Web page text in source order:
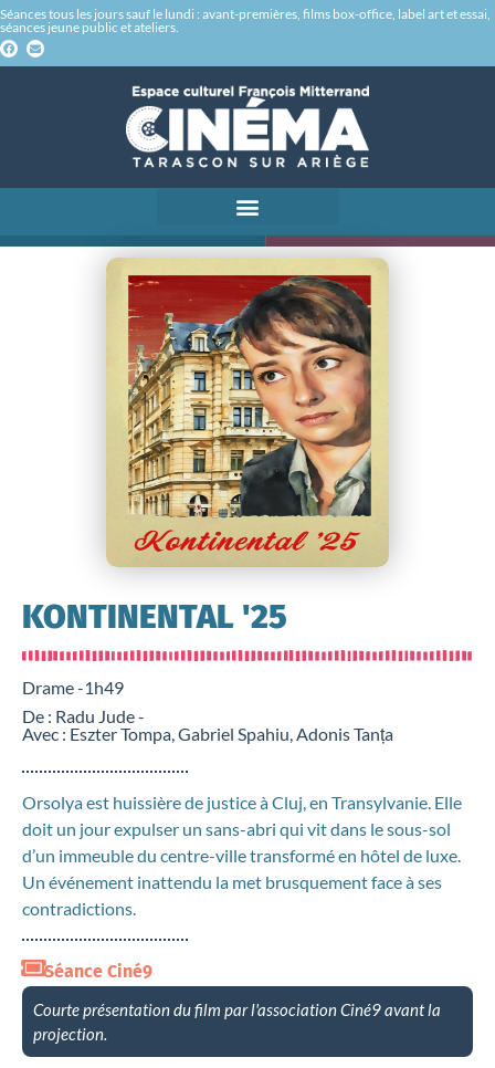
Séances tous les jours sauf le lundi : avant-premières, films box-office, label art et essai,
séances jeune public et ateliers.
KONTINENTAL '25
Drame -1h49
De : Radu Jude -
Avec : Eszter Tompa, Gabriel Spahiu, Adonis Tanța
Orsolya est huissière de justice à Cluj, en Transylvanie. Elle
doit un jour expulser un sans-abri qui vit dans le sous-sol
d’un immeuble du centre-ville transformé en hôtel de luxe.
Un événement inattendu la met brusquement face à ses
contradictions.
Séance Ciné9
Courte présentation du film par l'association Ciné9 avant la
projection.